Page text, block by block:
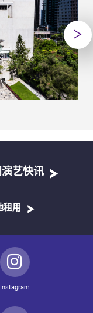
演艺快讯
租用
Instagram